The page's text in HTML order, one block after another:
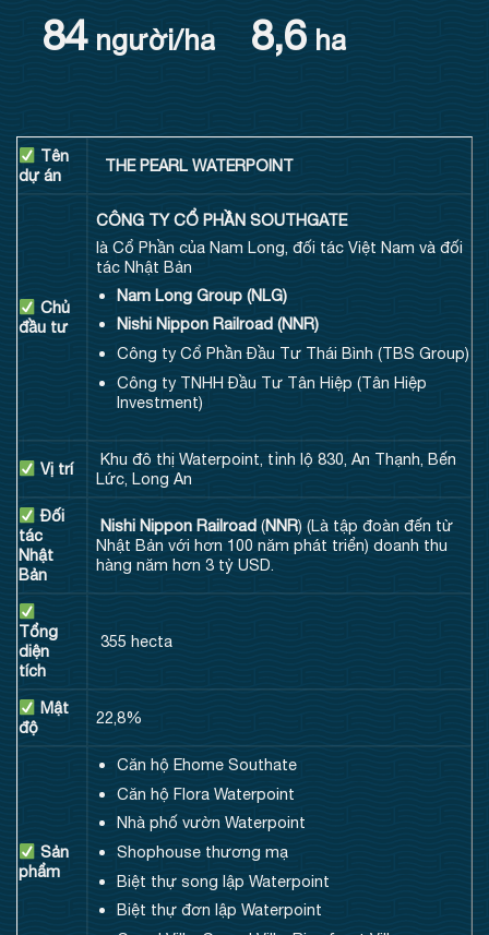
84người/ha 8,6 ha
Tên
dự án
THE PEARL WATERPOINT
Chủ
đầu tư
CÔNG TY CỔ PHẦN SOUTHGATE
là Cổ Phần của Nam Long, đối tác Việt Nam và đối
tác Nhật Bản
Nam Long Group (NLG)
Nishi Nippon Railroad (NNR)
Công ty Cổ Phần Đầu Tư Thái Bình (TBS Group)
Công ty TNHH Đầu Tư Tân Hiệp (Tân Hiệp
Investment)
Vị trí
Khu đô thị Waterpoint, tỉnh lộ 830, An Thạnh, Bến
Lức, Long An
Đối
tác
Nhật
Bản
Nishi Nippon Railroad(NNR) (Là tập đoàn đến từ
Nhật Bản với hơn 100 năm phát triển) doanh thu
hàng năm hơn 3 tỷ USD.
Tổng
diện
tích
355 hecta
Mật
độ
22,8%
Sản
phẩm
Căn hộ Ehome Southate
Căn hộ Flora Waterpoint
Nhà phố vườn Waterpoint
Shophouse thương mạ
Biệt thự song lập Waterpoint
Biệt thự đơn lập Waterpoint